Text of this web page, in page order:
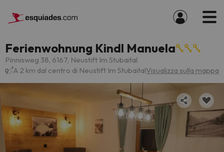
Ferienwohnung Kindl Manuela
Pinnisweg 38, 6167, Neustift Im Stubaital
A 2 km dal centro di Neustift Im StubaitalVisualizza sulla mappa